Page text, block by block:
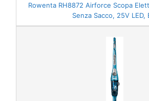
Rowenta RH8872 Airforce Scopa
Senza Sacco, 25V LED,